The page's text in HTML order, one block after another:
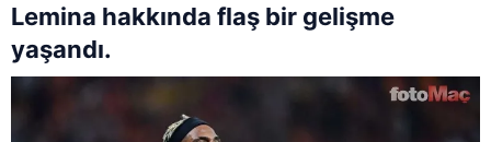
Lemina hakkında flaş bir gelişme
yaşandı.